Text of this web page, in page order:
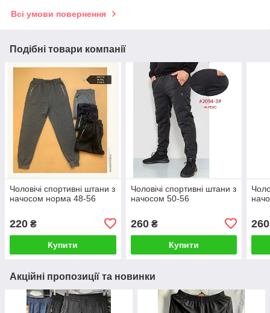
Всі умови повернення
Подібні товари компанії
Чоловічі спортивні штани з
начосом норма 48-56
220 ₴
Купити
Чоловічі спортивні штани з
начосом 50-56
260₴
Купити
260
Акційні пропозиції та новинки